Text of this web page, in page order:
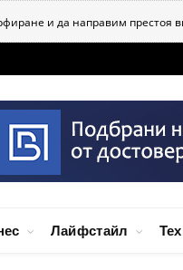
и да направим престоя
Лайфстайл